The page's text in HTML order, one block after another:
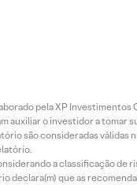
pela XP
auxiliar o investidor a tomar
são consideradas válidas
a classificação de
declara(m) que as